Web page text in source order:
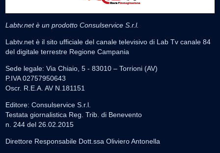
Labtv.net è un prodotto Consulservice S.r.l.
Labtv.net è il sito ufficiale del canale televisivo di Lab Tv canale 84
del digitale terrestre Regione Campania
Sede legale: Via Chiaio, 5 - 83010 – Torrioni (AV)
P.IVA 02757950643
Oscr. R.E.A. AV N.181151
Editore: Consulservice S.r.l.
Testata giornalistica Reg. Trib. di Benevento
n. 244 del 26.02.2015
Direttore Responsabile Dott.ssa Oliviero Antonella